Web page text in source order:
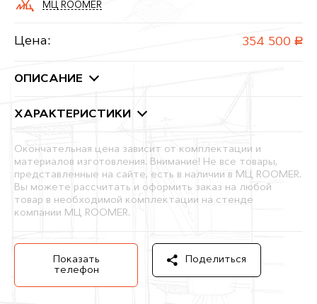
МЦ ROOMER
Цена: 354 500 руб.
ОПИСАНИЕ
ХАРАКТЕРИСТИКИ
Окончательная цена зависит от комплектации и
материалов изготовления. Внимание! Не все товары,
представленные на сайте, есть в наличии в МЦ ROOMER.
Вы можете рассчитать и оформить заказ на любой
товар в необходимой комплектации на стенде
компании МЦ ROOMER.
Показать
телефон
Поделиться